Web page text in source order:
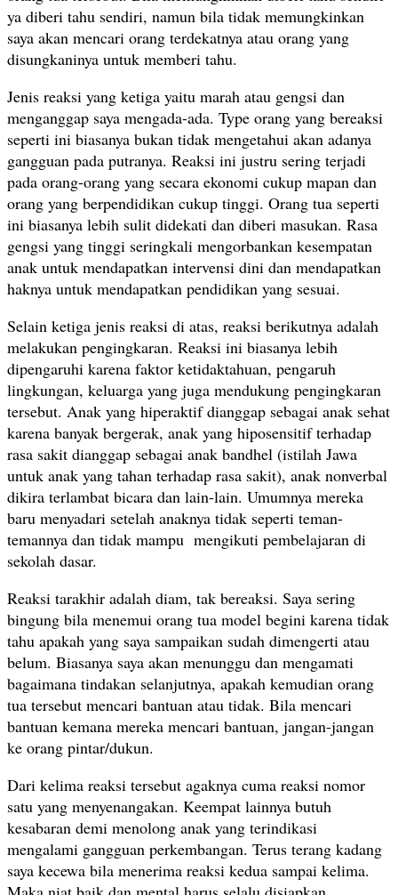
ya diberi tahu sendiri, namun bila tidak memungkinkan
saya akan mencari orang terdekatnya atau orang yang
disungkaninya untuk memberi tahu.
Jenis reaksi yang ketiga yaitu marah atau gengsi dan
menganggap saya mengada-ada. Type orang yang bereaksi
seperti ini biasanya bukan tidak mengetahui akan adanya
gangguan pada putranya. Reaksi ini justru sering terjadi
pada orang-orang yang secara ekonomi cukup mapan dan
orang yang berpendidikan cukup tinggi. Orang tua seperti
ini biasanya lebih sulit didekati dan diberi masukan. Rasa
gengsi yang tinggi seringkali mengorbankan kesempatan
anak untuk mendapatkan intervensi dini dan mendapatkan
haknya untuk mendapatkan pendidikan yang sesuai.
Selain ketiga jenis reaksi di atas, reaksi berikutnya adalah
melakukan pengingkaran. Reaksi ini biasanya lebih
dipengaruhi karena faktor ketidaktahuan, pengaruh
lingkungan, keluarga yang juga mendukung pengingkaran
tersebut. Anak yang hiperaktif dianggap sebagai anak sehat
karena banyak bergerak, anak yang hiposensitif terhadap
rasa sakit dianggap sebagai anak bandhel (istilah Jawa
untuk anak yang tahan terhadap rasa sakit), anak nonverbal
dikira terlambat bicara dan lain-lain. Umumnya mereka
baru menyadari setelah anaknya tidak seperti teman-
temannya dan tidak mampu mengikuti pembelajaran di
sekolah dasar.
Reaksi tarakhir adalah diam, tak bereaksi. Saya sering
bingung bila menemui orang tua model begini karena tidak
tahu apakah yang saya sampaikan sudah dimengerti atau
belum. Biasanya saya akan menunggu dan mengamati
bagaimana tindakan selanjutnya, apakah kemudian orang
tua tersebut mencari bantuan atau tidak. Bila mencari
bantuan kemana mereka mencari bantuan, jangan-jangan
ke orang pintar/dukun.
Dari kelima reaksi tersebut agaknya cuma reaksi nomor
satu yang menyenangakan. Keempat lainnya butuh
kesabaran demi menolong anak yang terindikasi
mengalami gangguan perkembangan. Terus terang kadang
saya kecewa bila menerima reaksi kedua sampai kelima.